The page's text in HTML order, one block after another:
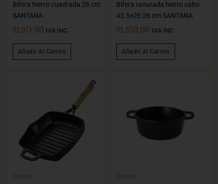
Bifera hierro cuadrada 26 cm
SANTANA
$1.971,00 IVA INC
Añadir Al Carrito
Bifera ranurada hierro cabo
43.5×26 26 cm SANTANA
$1.350,00 IVA INC
Añadir Al Carrito
Cocina Cocina